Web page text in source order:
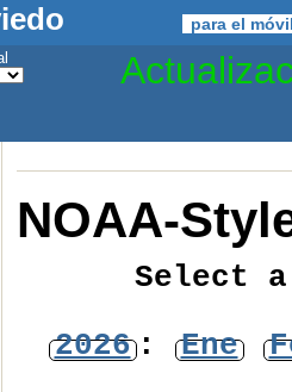
para el
NOAA-
Select
2026: Ene